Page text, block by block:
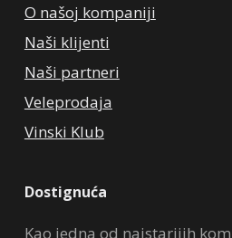
O našoj kompaniji
Naši klijenti
Naši partneri
Veleprodaja
Vinski Klub
Dostignuća
Kao jedna od najstarijih